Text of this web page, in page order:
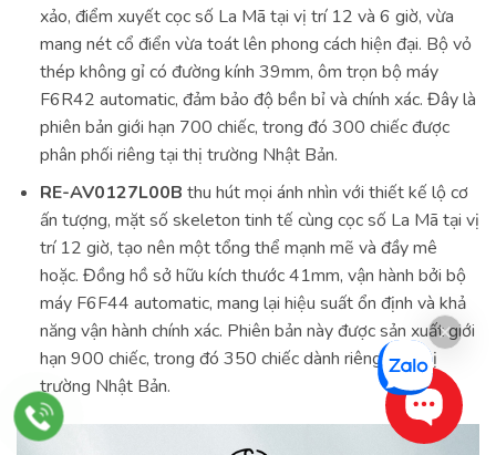
xảo, điểm xuyết cọc số La Mã tại vị trí 12 và 6 giờ, vừa
mang nét cổ điển vừa toát lên phong cách hiện đại. Bộ vỏ
thép không gỉ có đường kính 39mm, ôm trọn bộ máy
F6R42 automatic, đảm bảo độ bền bỉ và chính xác. Đây là
phiên bản giới hạn 700 chiếc, trong đó 300 chiếc được
phân phối riêng tại thị trường Nhật Bản.
RE-AV0127L00B thu hút mọi ánh nhìn với thiết kế lộ cơ
ấn tượng, mặt số skeleton tinh tế cùng cọc số La Mã tại vị
trí 12 giờ, tạo nên một tổng thể mạnh mẽ và đầy mê
hoặc. Đồng hồ sở hữu kích thước 41mm, vận hành bởi bộ
máy F6F44 automatic, mang lại hiệu suất ổn định và khả
năng vận hành chính xác. Phiên bản này được sản xuất giới
hạn 900 chiếc, trong đó 350 chiếc dành riêng cho thị
trường Nhật Bản.